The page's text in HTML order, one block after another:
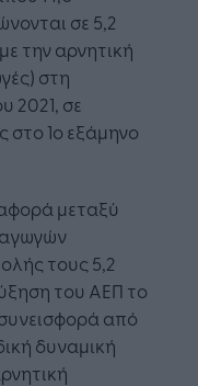
σε 5,2
την αρνητική
στη
2021, σε
στο 1ο εξάμηνο
μεταξύ
τους 5,2
του ΑΕΠ το
από
δυναμική